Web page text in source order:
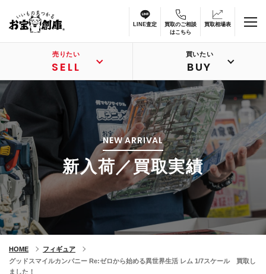
LINE査定
買取のご相談
はこちら
買取相場表
売りたい
SELL
買いたい
BUY
NEW ARRIVAL
新入荷／買取実績
HOME
フィギュア
グッドスマイルカンパニー Re:ゼロから始める異世界生活 レム 1/7スケール 買取し
ました！